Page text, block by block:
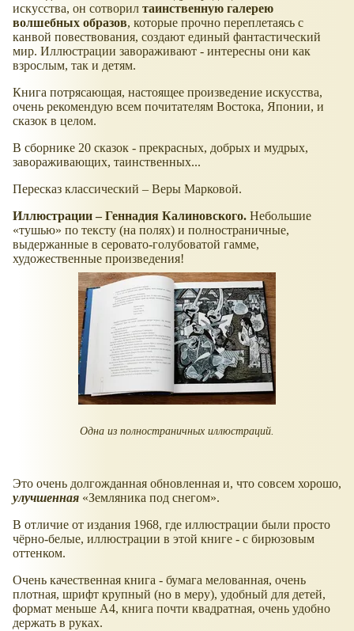
искусства, он сотворил таинственную галерею
волшебных образов, которые прочно переплетаясь с
канвой повествования, создают единый фантастический
мир. Иллюстрации завораживают - интересны они как
взрослым, так и детям.
Книга потрясающая, настоящее произведение искусства,
очень рекомендую всем почитателям Востока, Японии, и
сказок в целом.
В сборнике 20 сказок - прекрасных, добрых и мудрых,
завораживающих, таинственных...
Пересказ классический – Веры Марковой.
Иллюстрации – Геннадия Калиновского. Небольшие
тушью
по тексту (на полях) и полностраничные,
выдержанные в серовато-голубоватой гамме,
художественные произведения!
Одна из полностраничных иллюстраций.
Это очень долгожданная обновленная и, что совсем хорошо,
улучшенная
Земляника под снегом .
В отличие от издания 1968, где иллюстрации были просто
чёрно-белые, иллюстрации в этой книге - с бирюзовым
оттенком.
Очень качественная книга - бумага мелованная, очень
плотная, шрифт крупный (но в меру), удобный для детей,
формат меньше А4, книга почти квадратная, очень удобно
держать в руках.